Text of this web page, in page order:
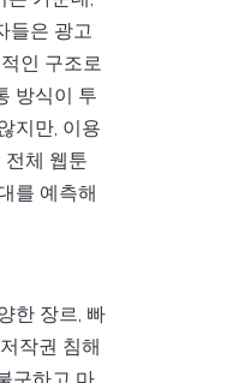
들은 광고
인 구조로
방식이 투
지만, 이용
전체 웹툰
를 예측해
한 장르, 빠
작권 침해